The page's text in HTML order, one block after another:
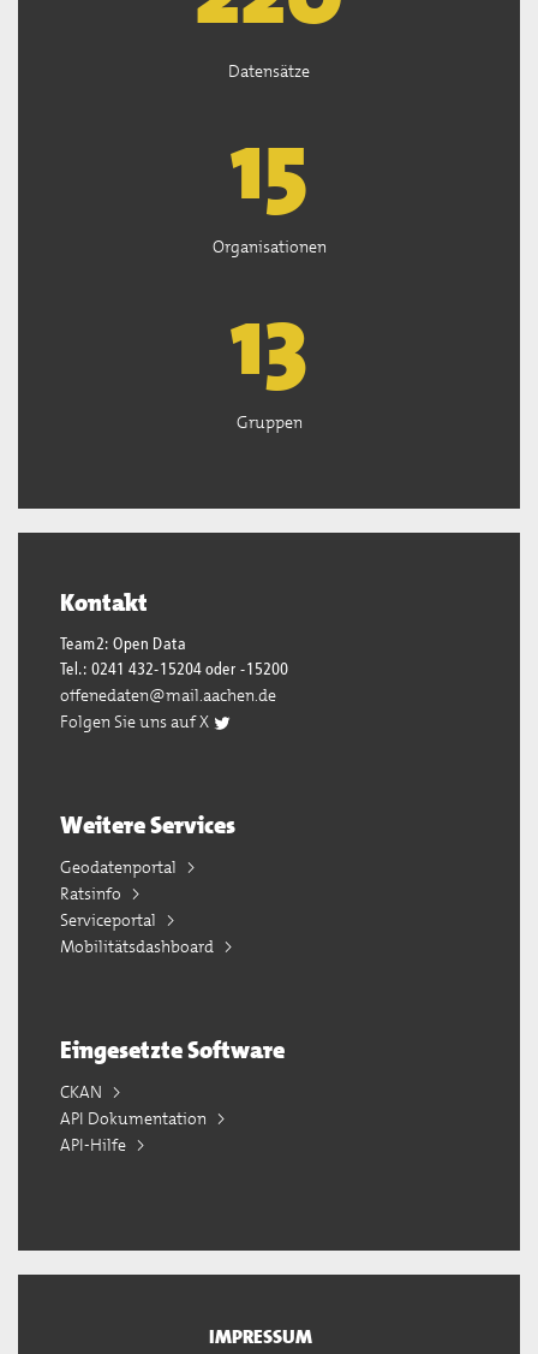
Datensätze
15
Organisationen
13
Gruppen
Kontakt
Team2: Open Data
Tel.: 0241 432-15204 oder -15200
offenedaten@mail.aachen.de
Folgen Sie uns auf X
Weitere Services
Geodatenportal
Ratsinfo
Serviceportal
Mobilitätsdashboard
Eingesetzte Software
CKAN
API Dokumentation
API-Hilfe
IMPRESSUM